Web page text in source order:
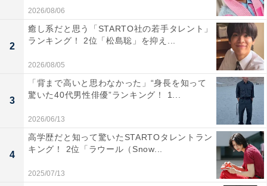
2位：染谷将太『麒麟（きりん）がくる』
2位には、2020～2021年にかけて放送された第59作目
『麒麟がくる』の染谷将太さんがランクイン。本作で
は、長谷川博己さん演じる主人公・明智光秀の生涯が描
かれています。染谷さん演じる繊細さと狂気を併せ持つ
織田信長像が話題となりました。
「喋り方の癖が、生きていたら信長はこんな感じだろう
なーと想像できたから」「今までの信長像と異なり、強
2026/08/06
2
癒し系だと思う「STARTO社の若手タレント」
ランキング！ 2位「松島聡」を抑え...
2026/08/05
3
「背まで高いと思わなかった」“身長を知って
驚いた40代男性俳優”ランキング！ 1...
2026/06/13
4
高学歴だと知って驚いたSTARTOタレントラン
キング！ 2位「ラウール（Snow...
2025/07/13